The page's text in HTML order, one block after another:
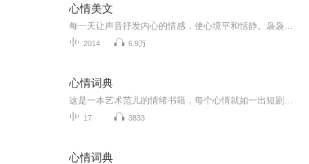
心情美文
2014 6.9万
心情词典
17 3833
心情词典